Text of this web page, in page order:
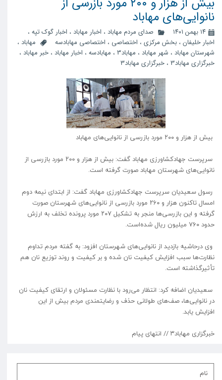
نانوایی‌های مهاباد
۱۴ بهمن ۱۴۰۱ صدای مردم مهاباد ، اخبار مهاباد ، اخبار گوک تپه ،
اخبار خلیفان ، بخش مرکزی ، اختصاصی ، اختصاصی مهابادسه مهاباد ،
شهرستان مهاباد ، شهر مهاباد ، مهاباد3 ، مهابادسه ، اخبار مهاباد ، خبر مهاباد ،
خبرگزاری مهاباد3
، خبرگزاری مهاباد۳
بیش از هزار و ۲۰۰ مورد بازرسی از نانوایی‌های مهاباد
سرپرست جهادکشاورزی مهاباد گفت: بیش از هزار و ۲۰۰ مورد بازرسی از
نانوایی‌های شهرستان مهاباد صورت گرفته است.
رسول سعیدیان سرپرست جهادکشاورزی مهاباد گفت: از ابتدای نیمه دوم
امسال تاکنون هزار و ۲۶۰ مورد بازرسی از نانوایی‌های شهرستان صورت
گرفته و این بازرسی‌ها منجر به تشکیل ۲۰۷ مورد پرونده تخلف به ارزش
حدود ۷۶۰ میلیون ریال شده‌است.
وی درحاشیه بازدید از نانوایی‌های شهرستان افزود: به گفته مردم تداوم
نظارت‌ها سبب افزایش کیفیت نان شده و بر کیفیت و روند توزیع نان هم
تأثیرگذاشته است.
سعیدیان اضافه کرد: انتظار می‌رود با نظارت مسئولان و ارتقای کیفیت نان
در نانوایی‌ها، صف‌های طولانی حذف و رضایتمندی مردم بیش از این
افزایش یابد.
خبرگزاری مهاباد۳ // انتهای پیام